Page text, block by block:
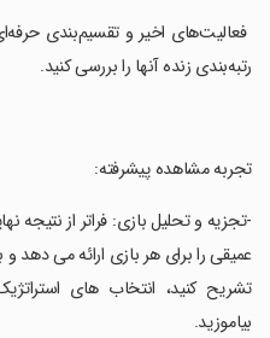
فعالیت‌های اخیر و تقسیم‌بندی
رتبه‌بندی زنده آنها را بررسی کنید.
‏تجربه مشاهده پیشرفته:
عمیقی را برای هر بازی ارائه می
تشریح کنید، انتخاب های
بیاموزید.